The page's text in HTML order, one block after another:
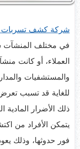
شركة كشف تسربات
في مختلف المنشآت
العملاء، أو كانت
والمستشفيات
للغاية قد تسبب
ذلك الأضرار المادية
يتمكن الأفراد من
فور حدوثها، وذلك